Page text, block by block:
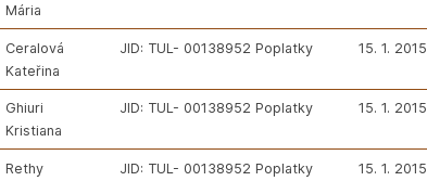
Mária
Ceralová
Kateřina
JID: TUL- 00138952 Poplatky 15. 1. 2015
Ghiuri
Kristiana
JID: TUL- 00138952 Poplatky 15. 1. 2015
Rethy
JID: TUL- 00138952 Poplatky 15. 1. 2015